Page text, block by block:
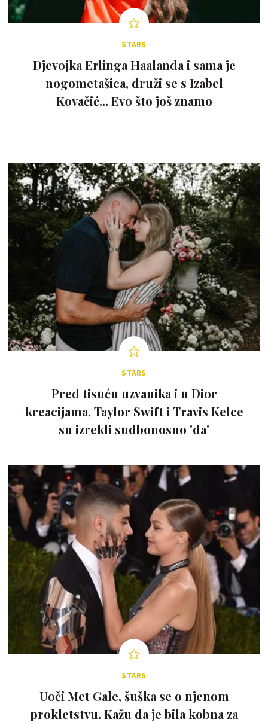
STARS
Djevojka Erlinga Haalanda i sama je
nogometašica, druži se s Izabel
Kovačić... Evo što još znamo
STARS
Pred tisuću uzvanika i u Dior
kreacijama, Taylor Swift i Travis Kelce
su izrekli sudbonosno 'da'
STARS
Uoči Met Gale, šuška se o njenom
prokletstvu. Kažu da je bila kobna za